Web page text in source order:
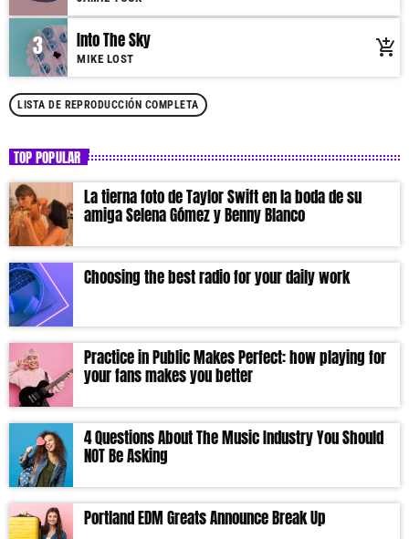
3 Into The Sky
MIKE LOST add_shopping_cart
LISTA DE REPRODUCCIÓN COMPLETA
TOP POPULAR
La tierna foto de Taylor Swift en la boda de su
amiga Selena Gómez y Benny Blanco
Choosing the best radio for your daily work
Practice in Public Makes Perfect: how playing for
your fans makes you better
4 Questions About The Music Industry You Should
NOT Be Asking
Portland EDM Greats Announce Break Up